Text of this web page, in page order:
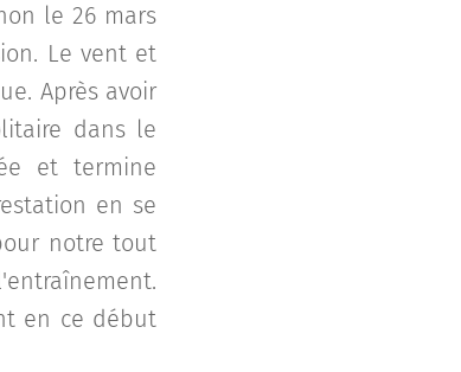
le 26 mars
Le vent et
Après avoir
dans le
et termine
en se
notre tout
en ce début